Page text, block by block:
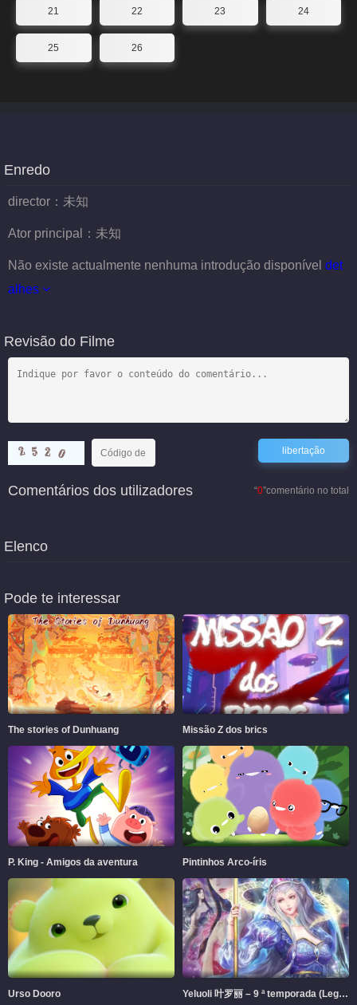
21 22 23 24
25 26
Enredo
director： 未知
Ator principal： 未知
Não existe actualmente nenhuma introdução disponível det
alhes
Revisão do Filme
“0”comentário no total
Comentários dos utilizadores
Elenco
Pode te interessar
The stories of Dunhuang Missão Z dos brics
P. King - Amigos da aventura Pintinhos Arco-íris
Urso Dooro Yeluoli 叶罗丽 – 9 ª temporada (Legendado)